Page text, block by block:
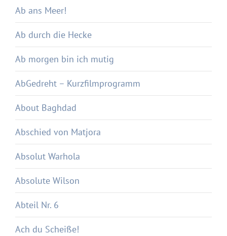
Ab ans Meer!
Ab durch die Hecke
Ab morgen bin ich mutig
AbGedreht – Kurzfilmprogramm
About Baghdad
Abschied von Matjora
Absolut Warhola
Absolute Wilson
Abteil Nr. 6
Ach du Scheiße!